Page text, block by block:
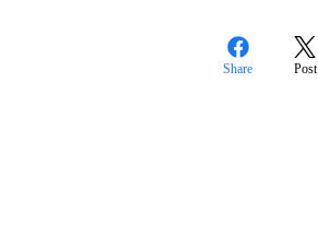
Share Post